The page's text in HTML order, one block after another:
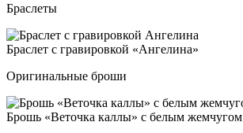
Браслеты
Брас­лет с гра­ви­ров­кой «Анге­ли­на»
Оригинальные броши
Брошь «Веточ­ка кал­лы» с бе­лым жем­чу­гом